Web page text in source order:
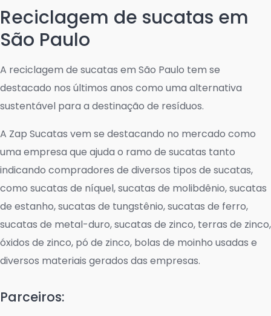
Reciclagem de sucatas em
São Paulo
A reciclagem de sucatas em São Paulo tem se
destacado nos últimos anos como uma alternativa
sustentável para a destinação de resíduos.
A Zap Sucatas vem se destacando no mercado como
uma empresa que ajuda o ramo de sucatas tanto
indicando compradores de diversos tipos de sucatas,
como sucatas de níquel, sucatas de molibdênio, sucatas
de estanho, sucatas de tungstênio, sucatas de ferro,
sucatas de metal-duro, sucatas de zinco, terras de zinco,
óxidos de zinco, pó de zinco, bolas de moinho usadas e
diversos materiais gerados das empresas.
Parceiros: